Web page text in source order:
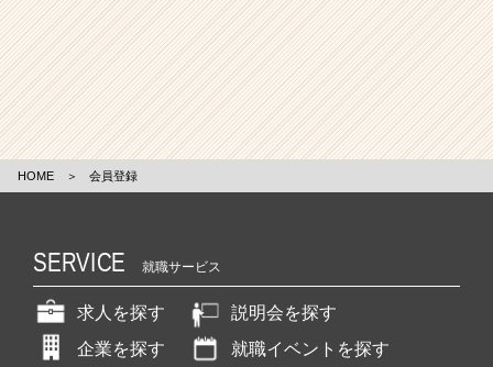
HOME ＞ 会員登録
SERVICE 就職サービス
求人を探す
説明会を探す
企業を探す
就職イベントを探す